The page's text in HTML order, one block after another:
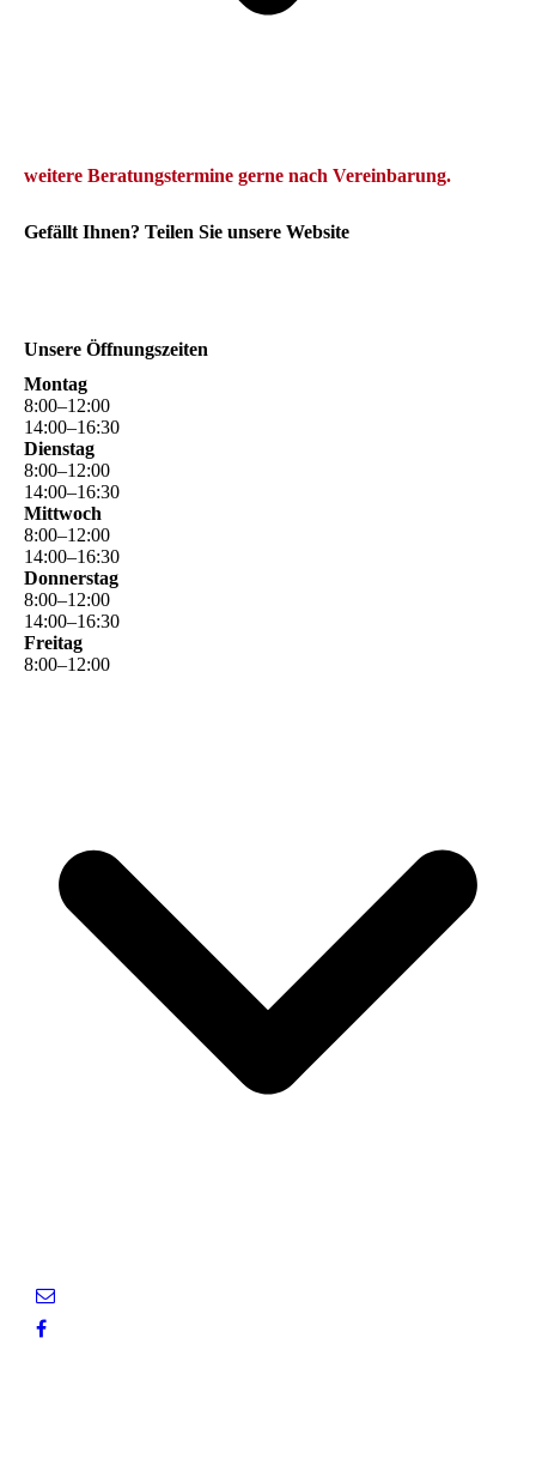
weitere Beratungstermine gerne nach Vereinbarung.
Gefällt Ihnen? Teilen Sie unsere Website
Unsere Öffnungszeiten
Montag
8:00–12:00
14:00–16:30
Dienstag
8:00–12:00
14:00–16:30
Mittwoch
8:00–12:00
14:00–16:30
Donnerstag
8:00–12:00
14:00–16:30
Freitag
8:00–12:00